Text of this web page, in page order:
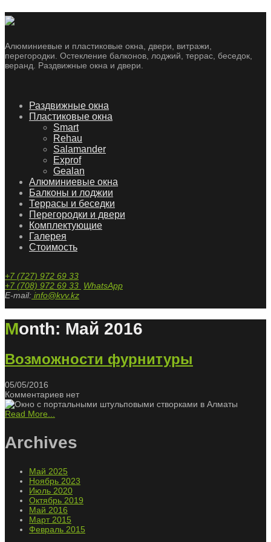
Алюминиевые и пластиковые окна, двери, витражи,
перегородки. Остекление балконов, лоджий, террас, беседок,
веранд. Раздвижные окна и двери.
Skip
Раздвижные окна
Пластиковые окна
Smart
Rehau
Salamander
Exprof
Gealan
Алюминиевые окна
Балконы и лоджии
Террасы и беседки
Перегородки и двери
Комплектующие
Галерея
Стоимость
+7 (727) 972 69 33
+7 (708) 972 69 33 WhatsApp
E-mail: info@kvv.kz
Month: Май 2016
Возможности фурнитуры
05/05/2016
Комментариев нет
Read More...
Archives
Май 2025
Ноябрь 2023
Июль 2020
Октябрь 2019
Май 2016
Март 2015
Февраль 2015